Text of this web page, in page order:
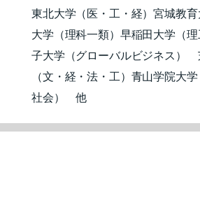
東北大学（医・工・経）宮城教
大学（理科一類）早稲田大学（
子大学（グローバルビジネス
（文・経・法・工）青山学院
社会） 他